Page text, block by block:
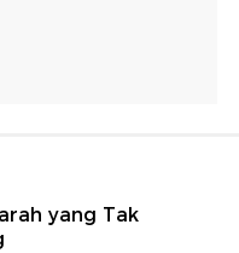
yang Tak